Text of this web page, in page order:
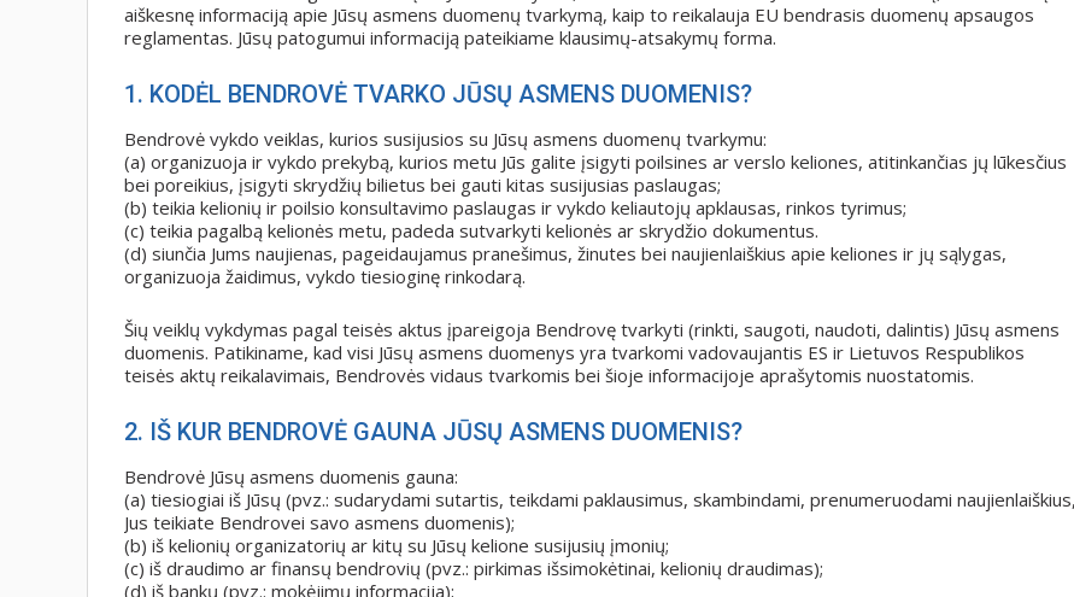
aiškesnę informaciją apie Jūsų asmens duomenų tvarkymą, kaip to reikalauja EU bendrasis duomenų apsaugos
reglamentas. Jūsų patogumui informaciją pateikiame klausimų-atsakymų forma.
1. KODĖL BENDROVĖ TVARKO JŪSŲ ASMENS DUOMENIS?
Bendrovė vykdo veiklas, kurios susijusios su Jūsų asmens duomenų tvarkymu:
(a) organizuoja ir vykdo prekybą, kurios metu Jūs galite įsigyti poilsines ar verslo keliones, atitinkančias jų lūkesčius
bei poreikius, įsigyti skrydžių bilietus bei gauti kitas susijusias paslaugas;
(b) teikia kelionių ir poilsio konsultavimo paslaugas ir vykdo keliautojų apklausas, rinkos tyrimus;
(c) teikia pagalbą kelionės metu, padeda sutvarkyti kelionės ar skrydžio dokumentus.
(d) siunčia Jums naujienas, pageidaujamus pranešimus, žinutes bei naujienlaiškius apie keliones ir jų sąlygas,
organizuoja žaidimus, vykdo tiesioginę rinkodarą.
Šių veiklų vykdymas pagal teisės aktus įpareigoja Bendrovę tvarkyti (rinkti, saugoti, naudoti, dalintis) Jūsų asmens
duomenis. Patikiname, kad visi Jūsų asmens duomenys yra tvarkomi vadovaujantis ES ir Lietuvos Respublikos
teisės aktų reikalavimais, Bendrovės vidaus tvarkomis bei šioje informacijoje aprašytomis nuostatomis.
2. IŠ KUR BENDROVĖ GAUNA JŪSŲ ASMENS DUOMENIS?
Bendrovė Jūsų asmens duomenis gauna:
(a) tiesiogiai iš Jūsų (pvz.: sudarydami sutartis, teikdami paklausimus, skambindami, prenumeruodami naujienlaiškius,
Jus teikiate Bendrovei savo asmens duomenis);
(b) iš kelionių organizatorių ar kitų su Jūsų kelione susijusių įmonių;
(c) iš draudimo ar finansų bendrovių (pvz.: pirkimas išsimokėtinai, kelionių draudimas);
(d) iš bankų (pvz.: mokėjimų informacija);